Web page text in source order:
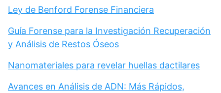
Ley de Benford Forense Financiera
Guía Forense para la Investigación Recuperación
y Análisis de Restos Óseos
Nanomateriales para revelar huellas dactilares
Avances en Análisis de ADN: Más Rápidos,